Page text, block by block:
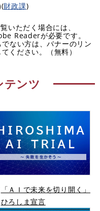
(財政課)
いただく場合には、
Readerが必要です。
ない方は、バナーのリン
ください。（無料）
テンツ
「ＡＩで未来を切り開く」
ひろしま宣言